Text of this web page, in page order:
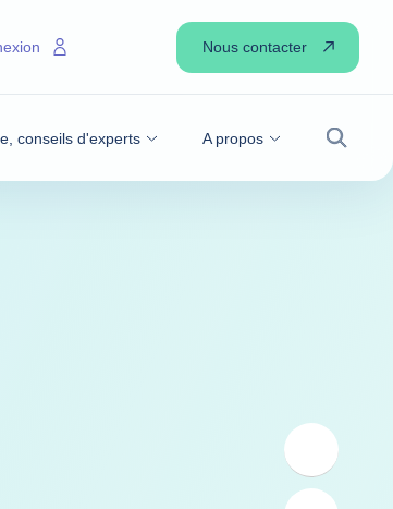
conseils d'experts A propos
Nous contacter